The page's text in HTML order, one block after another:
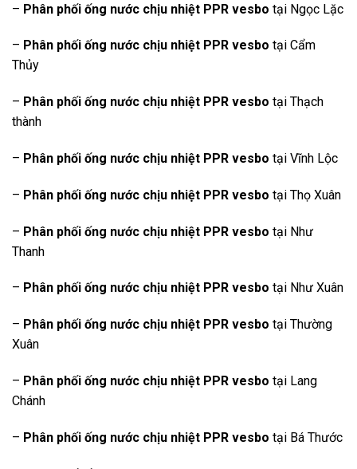
– Phân phối ống nước chịu nhiệt PPR vesbo tại Ngọc Lặc
– Phân phối ống nước chịu nhiệt PPR vesbo tại Cẩm
Thủy
– Phân phối ống nước chịu nhiệt PPR vesbo tại Thạch
thành
– Phân phối ống nước chịu nhiệt PPR vesbo tại Vĩnh Lộc
– Phân phối ống nước chịu nhiệt PPR vesbo tại Thọ Xuân
– Phân phối ống nước chịu nhiệt PPR vesbo tại Như
Thanh
– Phân phối ống nước chịu nhiệt PPR vesbo tại Như Xuân
– Phân phối ống nước chịu nhiệt PPR vesbo tại Thường
Xuân
– Phân phối ống nước chịu nhiệt PPR vesbo tại Lang
Chánh
– Phân phối ống nước chịu nhiệt PPR vesbo tại Bá Thước